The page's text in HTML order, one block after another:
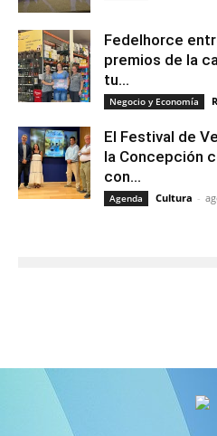
Fedelhorce
premios de la
tu...
Negocio y Economía
El Festival de
la Concepción
con...
Agenda Cultura -